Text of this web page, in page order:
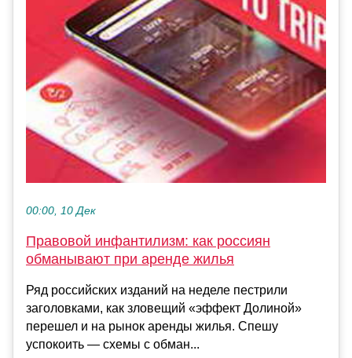
00:00, 10 Дек
Правовой инфантилизм: как россиян
обманывают при аренде жилья
Ряд российских изданий на неделе пестрили
заголовками, как зловещий «эффект Долиной»
перешел и на рынок аренды жилья. Спешу
успокоить — схемы с обман...